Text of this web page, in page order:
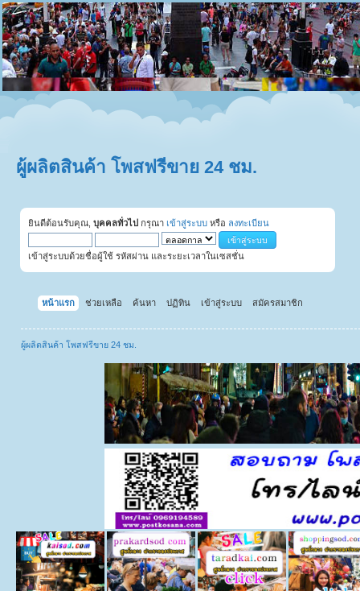
ผู้ผลิตสินค้า โพสฟรีขาย 24 ชม.
ยินดีต้อนรับคุณ, บุคคลทั่วไป กรุณา เข้าสู่ระบบ หรือ ลงทะเบียน
เข้าสู่ระบบด้วยชื่อผู้ใช้ รหัสผ่าน และระยะเวลาในเซสชั่น
หน้าแรก ช่วยเหลือ ค้นหา ปฏิทิน เข้าสู่ระบบ สมัครสมาชิก
ผู้ผลิตสินค้า โพสฟรีขาย 24 ชม.